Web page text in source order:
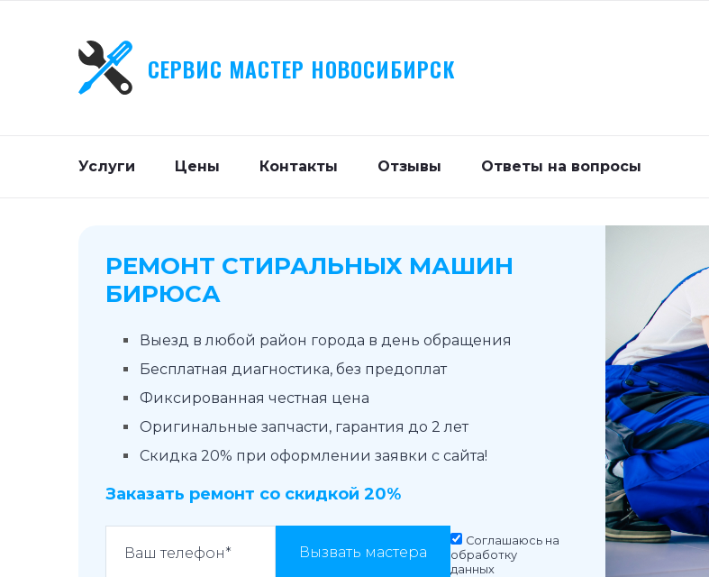
СЕРВИС МАСТЕР НОВОСИБИРСК
Услуги Цены Контакты Отзывы Ответы на вопросы
РЕМОНТ СТИРАЛЬНЫХ МАШИН
БИРЮСА
Выезд в любой район города в день обращения
Бесплатная диагностика, без предоплат
Фиксированная честная цена
Оригинальные запчасти, гарантия до 2 лет
Скидка 20% при оформлении заявки с сайта!
Заказать ремонт со скидкой 20%
Вызвать мастера
Соглашаюсь на
обработку
данных